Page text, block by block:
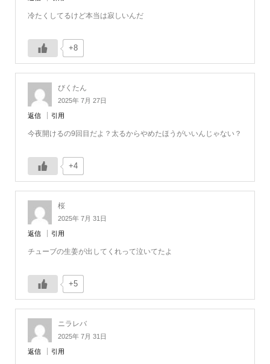
冷たくしてるけど本当は寂しいんだ
+8
びくたん
2025年 7月 27日
返信 引用
今夜開けるの9回目だよ？太るからやめたほうがいいんじゃない？
+4
桜
2025年 7月 31日
返信 引用
チューブの生姜が出してくれって泣いてたよ
+5
ニラレバ
2025年 7月 31日
返信 引用